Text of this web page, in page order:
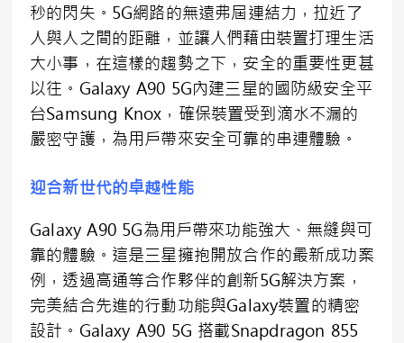
秒的閃失。5G網路的無遠弗屆連結力，拉近了
人與人之間的距離，並讓人們藉由裝置打理生活
大小事，在這樣的趨勢之下，安全的重要性更甚
以往。Galaxy A90 5G內建三星的國防級安全平
台Samsung Knox，確保裝置受到滴水不漏的
嚴密守護，為用戶帶來安全可靠的串連體驗。
迎合新世代的卓越性能
Galaxy A90 5G為用戶帶來功能強大、無縫與可
靠的體驗。這是三星擁抱開放合作的最新成功案
例，透過高通等合作夥伴的創新5G解決方案，
完美結合先進的行動功能與Galaxy裝置的精密
設計。Galaxy A90 5G 搭載Snapdragon 855